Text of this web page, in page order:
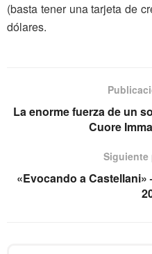
(basta tener una tarjeta de
dólares.
La enorme fuerza de un
Cuore
«Evocando a Castellani»